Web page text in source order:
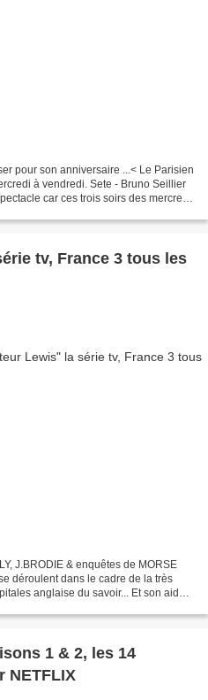
pour son anniversaire ...< Le Parisien
à vendredi. Sete - Bruno Seillier
car ces trois soirs des mercredi
tv, France 3 tous les
J.BRODIE & enquêtes de MORSE
déroulent dans le cadre de la très
anglaise du savoir... Et son aide
1 & 2, les 14
NETFLIX